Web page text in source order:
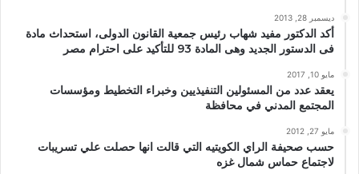
ديسمبر 28, 2013
أكد الدكتور مفيد شهاب رئيس جمعية القانون الدولى، استحداث مادة
فى الدستور الجديد وهى المادة 93 للتأكيد على احترام مصر
مايو 10, 2017
يعقد عدد من المسئولين التنفيذيين وخبراء التخطيط ومؤسسات
المجتمع المدني في محافظة
مايو 27, 2012
حسب صحيفة الراي الكويتيه التي قالت انها حصلت علي تسريبات
لاجتماع حماس شمال غزه